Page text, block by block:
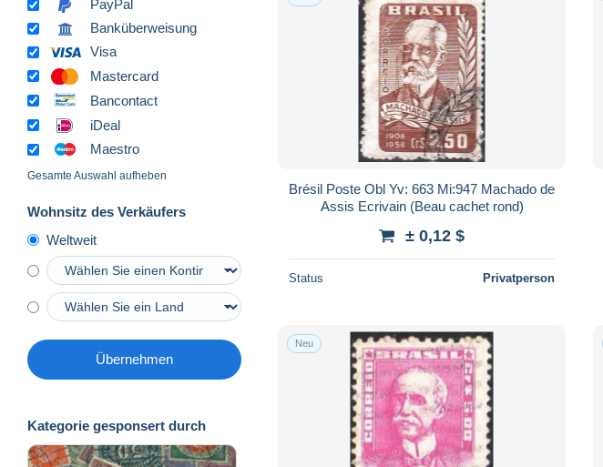
PayPal
Banküberweisung
Visa
Mastercard
Bancontact
iDeal
Maestro
Gesamte Auswahl aufheben
Wohnsitz des Verkäufers
Weltweit
Übernehmen
Kategorie gesponsert durch
Brésil Poste Obl Yv: 663 Mi:947 Machado de
Assis Ecrivain (Beau cachet rond)
± 0,12 $
Status Privatperson
Neu